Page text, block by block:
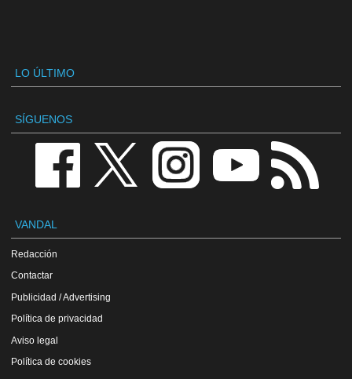
LO ÚLTIMO
SÍGUENOS
VANDAL
Redacción
Contactar
Publicidad / Advertising
Política de privacidad
Aviso legal
Política de cookies